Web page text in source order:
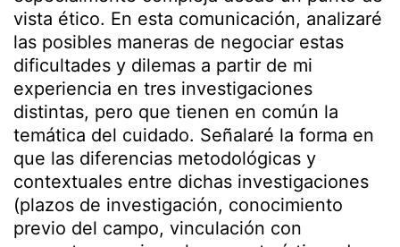
vista ético. En esta comunicación, analizaré
las posibles maneras de negociar estas
dificultades y dilemas a partir de mi
experiencia en tres investigaciones
distintas, pero que tienen en común la
temática del cuidado. Señalaré la forma en
que las diferencias metodológicas y
contextuales entre dichas investigaciones
(plazos de investigación, conocimiento
previo del campo, vinculación con